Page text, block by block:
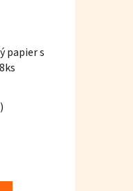
papier s